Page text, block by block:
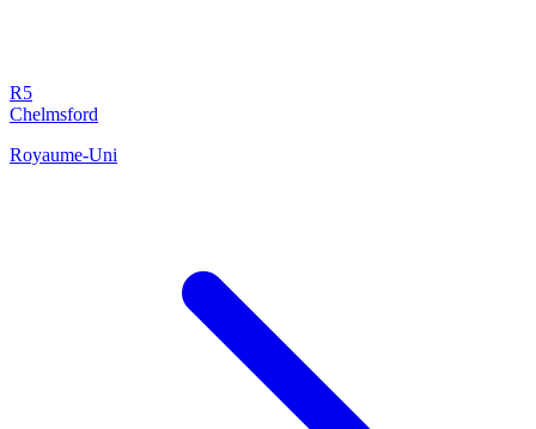
R5
Chelmsford
Royaume-Uni